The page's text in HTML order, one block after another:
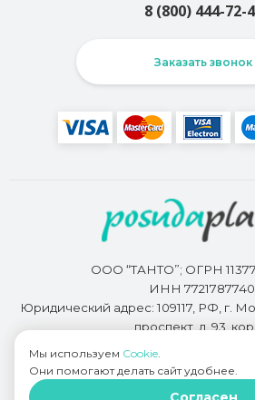
8 (800) 444-72-
Заказать звонок
ООО “ТАНТО”; ОГРН
ИНН
Юридический адрес: 109117, РФ, г.
проспект, д. 93,
Разработкой сайта
Мы используем Cookie.
Они помогают делать сайт удобнее.